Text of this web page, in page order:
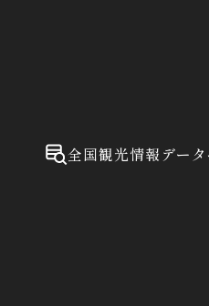
全国観光情報デー